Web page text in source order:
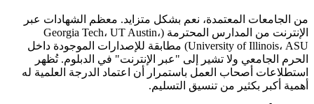
من الجامعات المعتمدة، نعم بشكل متزايد. معظم الشهادات عبر
الإنترنت من المدارس المحترمة (Georgia Tech، UT Austin،
University of Illinois، ASU) مطابقة للإصدارات الموجودة داخل
الحرم الجامعي ولا تشير إلى "عبر الإنترنت" في الدبلوم. تُظهر
استطلاعات أصحاب العمل باستمرار أن اعتماد الدرجة العلمية له
أهمية أكبر بكثير من تنسيق التسليم.